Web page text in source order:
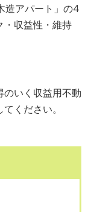
造アパート」の4
・収益性・維持
のいく収益用不動
ください。